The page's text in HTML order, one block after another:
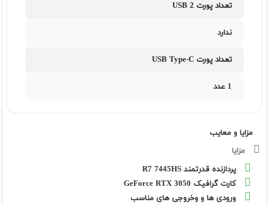
تعداد پورت USB 2
ندارد
تعداد پورت USB Type-C
1 عدد
مزایا و معایب
مزایا
پردازنده قدرتمند R7 7445HS
کارت گرافیک GeForce RTX 3050
ورودی ها و وخروجی های مناسب